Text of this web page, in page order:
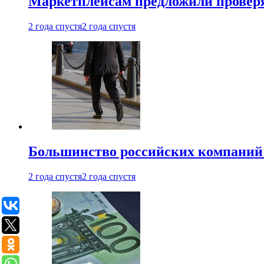
2 года спустя2 года спустя
Большинство российских компаний
2 года спустя2 года спустя